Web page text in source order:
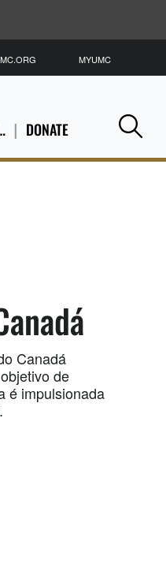
DONATE
MYUMC
Canadá
de
é impulsionada